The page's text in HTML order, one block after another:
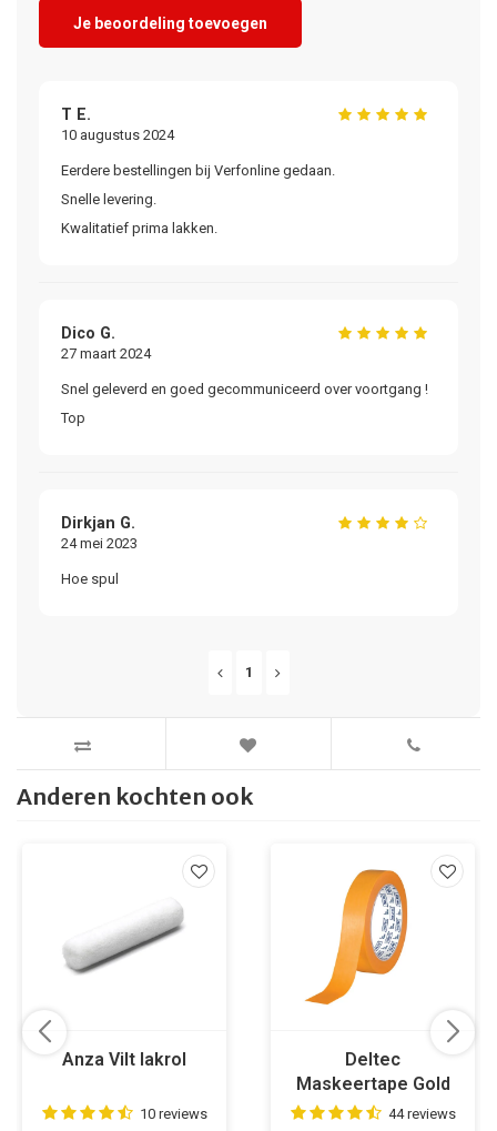
Je beoordeling toevoegen
T E.
10 augustus 2024
Eerdere bestellingen bij Verfonline gedaan.
Snelle levering.
Kwalitatief prima lakken.
Dico G.
27 maart 2024
Snel geleverd en goed gecommuniceerd over voortgang !
Top
Dirkjan G.
24 mei 2023
Hoe spul
1
Anderen kochten ook
Anza Vilt lakrol
10 reviews
Deltec
Maskeertape Gold
44 reviews